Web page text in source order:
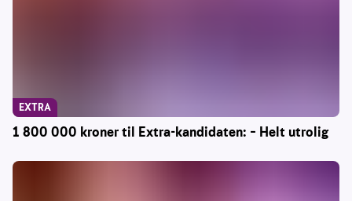
1 800 000 kroner til Extra-kandidaten: – Helt utrolig
EXTRA